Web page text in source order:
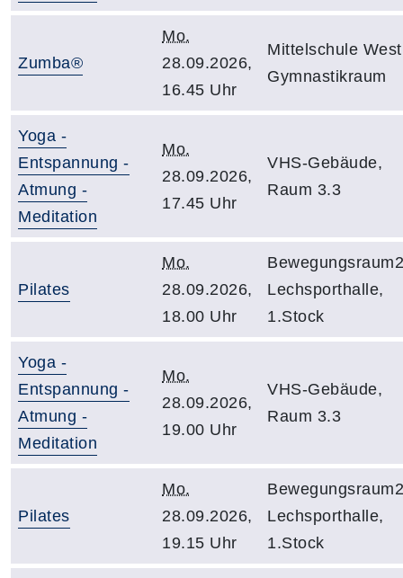
Zumba®
Mo.
28.09.2026,
16.45 Uhr
Mittelschule
Gymnastikraum
Yoga -
Entspannung -
Atmung -
Meditation
Mo.
28.09.2026,
17.45 Uhr
VHS-Gebäude,
Raum 3.3
Pilates
Mo.
28.09.2026,
18.00 Uhr
Lechsporthalle,
1.Stock
Yoga -
Entspannung -
Atmung -
Meditation
Mo.
28.09.2026,
19.00 Uhr
VHS-Gebäude,
Raum 3.3
Pilates
Mo.
28.09.2026,
19.15 Uhr
Lechsporthalle,
1.Stock